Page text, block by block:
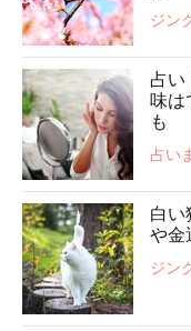
ジン
占い
味は
も
占い
白い
や金
ジン